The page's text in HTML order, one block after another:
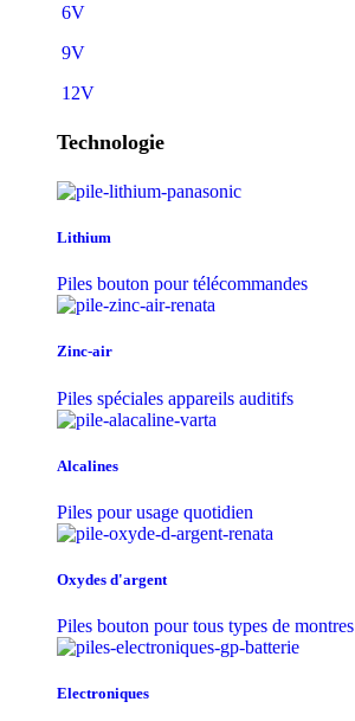
6V
9V
12V
Technologie
Lithium
Piles bouton pour télécommandes
Zinc-air
Piles spéciales appareils auditifs
Alcalines
Piles pour usage quotidien
Oxydes d'argent
Piles bouton pour tous types de montres
Electroniques